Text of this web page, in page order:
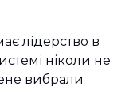
лідерство в
ніколи не
вибрали